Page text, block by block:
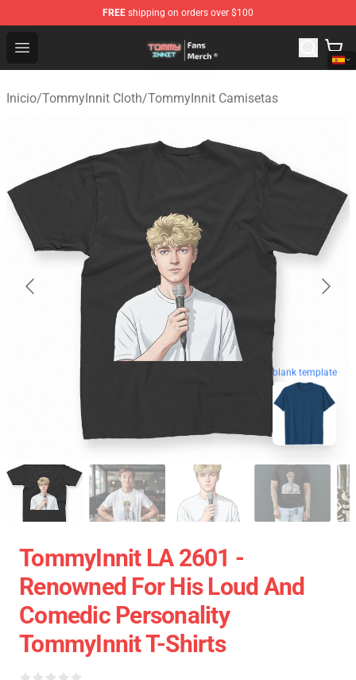
FREE shipping on orders over $100
Open menu
TommyInnit Store - Official TommyInnit Merchandise
Inicio/TommyInnit Cloth/TommyInnit Camisetas
blank template
TommyInnit LA 2601 -
Renowned For His Loud And
Comedic Personality
TommyInnit T-Shirts